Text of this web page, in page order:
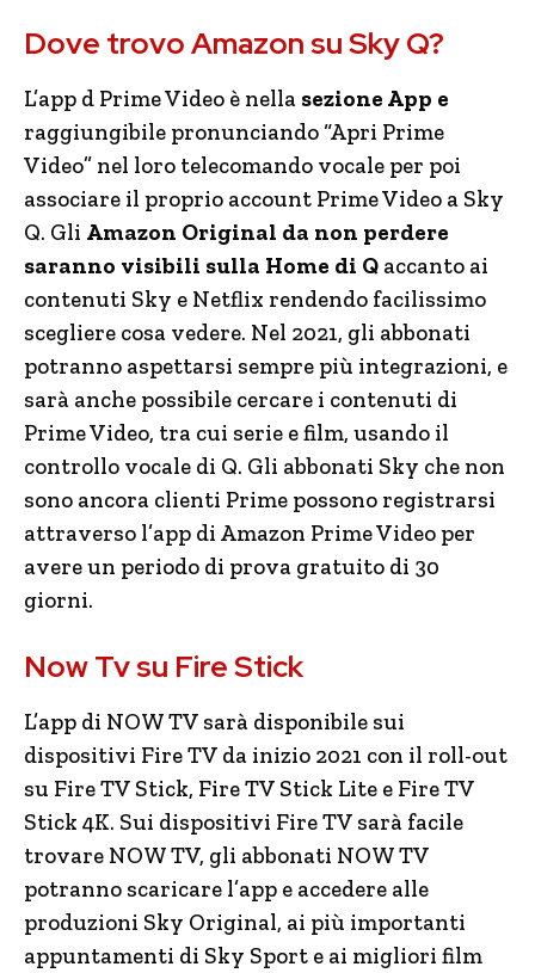
Dove trovo Amazon su Sky Q?
L’app d Prime Video è nella sezione App e
raggiungibile pronunciando “Apri Prime
Video” nel loro telecomando vocale per poi
associare il proprio account Prime Video a Sky
Q. Gli Amazon Original da non perdere
saranno visibili sulla Home di Q accanto ai
contenuti Sky e Netflix rendendo facilissimo
scegliere cosa vedere. Nel 2021, gli abbonati
potranno aspettarsi sempre più integrazioni, e
sarà anche possibile cercare i contenuti di
Prime Video, tra cui serie e film, usando il
controllo vocale di Q. Gli abbonati Sky che non
sono ancora clienti Prime possono registrarsi
attraverso l’app di Amazon Prime Video per
avere un periodo di prova gratuito di 30
giorni.
Now Tv su Fire Stick
L’app di NOW TV sarà disponibile sui
dispositivi Fire TV da inizio 2021 con il roll-out
su Fire TV Stick, Fire TV Stick Lite e Fire TV
Stick 4K. Sui dispositivi Fire TV sarà facile
trovare NOW TV, gli abbonati NOW TV
potranno scaricare l’app e accedere alle
produzioni Sky Original, ai più importanti
appuntamenti di Sky Sport e ai migliori film